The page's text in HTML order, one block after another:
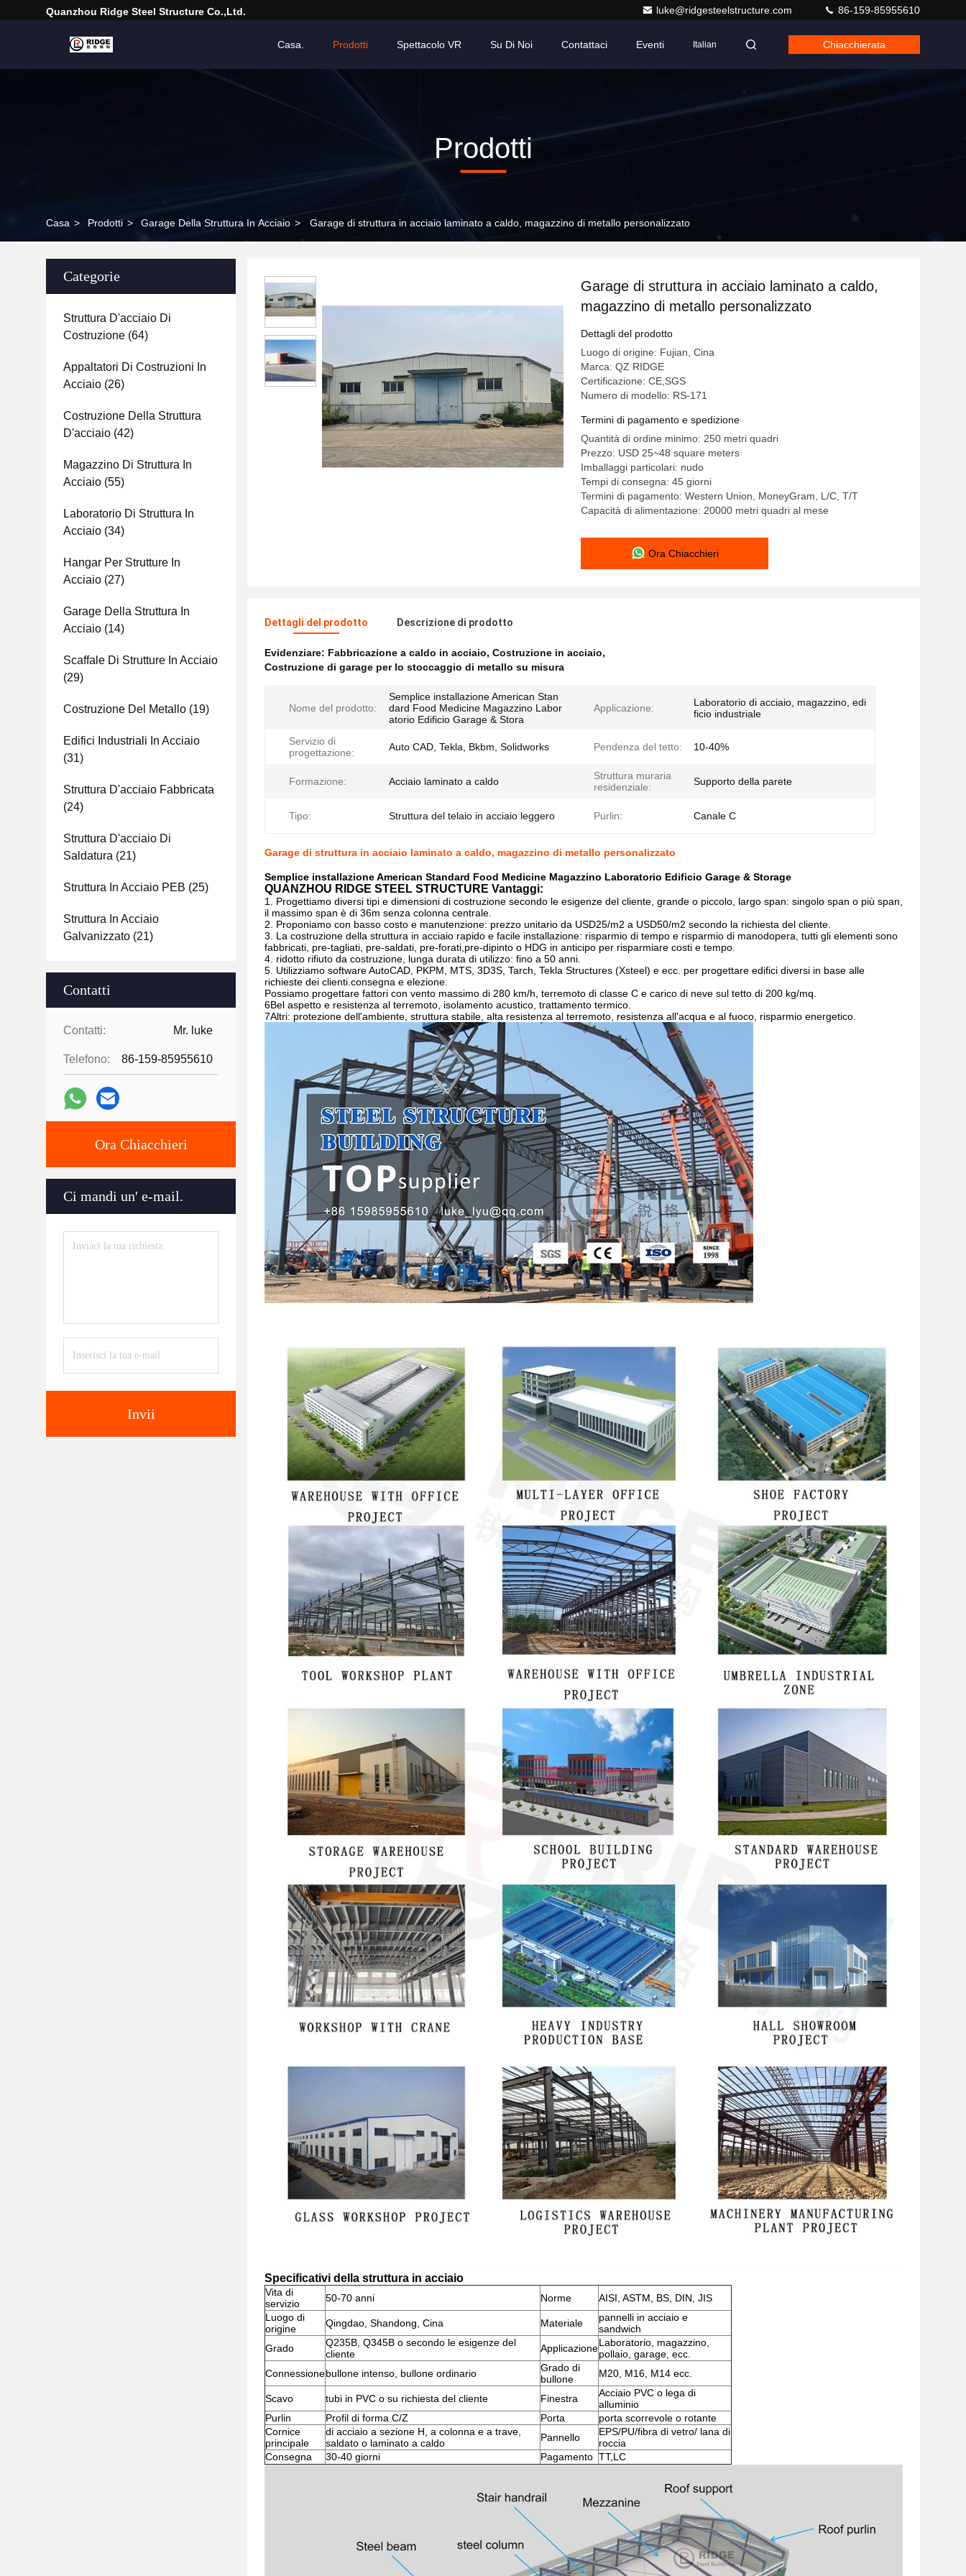
Quanzhou Ridge Steel Structure Co.,Ltd. luke@ridgesteelstructure.com 86-159-85955610
Casa. Prodotti Spettacolo VR Su Di Noi Contattaci Eventi Italian Chiacchierata
Prodotti
Casa > Prodotti > Garage Della Struttura In Acciaio > Garage di struttura in acciaio laminato a caldo, magazzino di metallo personalizzato
Categorie
Struttura D'acciaio Di
Costruzione (64)
Appaltatori Di Costruzioni In
Acciaio (26)
Costruzione Della Struttura
D'acciaio (42)
Magazzino Di Struttura In
Acciaio (55)
Laboratorio Di Struttura In
Acciaio (34)
Hangar Per Strutture In
Acciaio (27)
Garage Della Struttura In
Acciaio (14)
Scaffale Di Strutture In Acciaio
(29)
Costruzione Del Metallo (19)
Edifici Industriali In Acciaio
(31)
Struttura D'acciaio Fabbricata
(24)
Struttura D'acciaio Di
Saldatura (21)
Struttura In Acciaio PEB (25)
Struttura In Acciaio
Galvanizzato (21)
Contatti
Contatti: Mr. luke
Telefono: 86-159-85955610
Ora Chiacchieri
Ci mandi un' e-mail.
Invii
Garage di struttura in acciaio laminato a caldo,
magazzino di metallo personalizzato
Dettagli del prodotto
Luogo di origine: Fujian, Cina
Marca: QZ RIDGE
Certificazione: CE,SGS
Numero di modello: RS-171
Termini di pagamento e spedizione
Quantità di ordine minimo: 250 metri quadri
Prezzo: USD 25~48 square meters
Imballaggi particolari: nudo
Tempi di consegna: 45 giorni
Termini di pagamento: Western Union, MoneyGram, L/C, T/T
Capacità di alimentazione: 20000 metri quadri al mese
Ora Chiacchieri
Dettagli del prodotto Descrizione di prodotto
Evidenziare: Fabbricazione a caldo in acciaio, Costruzione in acciaio,
Costruzione di garage per lo stoccaggio di metallo su misura
Nome del prodotto:
Semplice installazione American Stan
dard Food Medicine Magazzino Labor
atorio Edificio Garage & Stora
Applicazione:
Laboratorio di acciaio, magazzino, edi
ficio industriale
Servizio di
progettazione:
Auto CAD, Tekla, Bkbm, Solidworks Pendenza del tetto: 10-40%
Formazione: Acciaio laminato a caldo
Struttura muraria
residenziale:
Supporto della parete
Tipo: Struttura del telaio in acciaio leggero Purlin: Canale C
Garage di struttura in acciaio laminato a caldo, magazzino di metallo personalizzato
Semplice installazione American Standard Food Medicine Magazzino Laboratorio Edificio Garage & Storage
QUANZHOU RIDGE STEEL STRUCTURE Vantaggi:
1. Progettiamo diversi tipi e dimensioni di costruzione secondo le esigenze del cliente, grande o piccolo, largo span: singolo span o più span,
il massimo span è di 36m senza colonna centrale.
2. Proponiamo con basso costo e manutenzione: prezzo unitario da USD25/m2 a USD50/m2 secondo la richiesta del cliente.
3. La costruzione della struttura in acciaio rapido e facile installazione: risparmio di tempo e risparmio di manodopera, tutti gli elementi sono
fabbricati, pre-tagliati, pre-saldati, pre-forati,pre-dipinto o HDG in anticipo per risparmiare costi e tempo.
4. ridotto rifiuto da costruzione, lunga durata di utilizzo: fino a 50 anni.
5. Utilizziamo software AutoCAD, PKPM, MTS, 3D3S, Tarch, Tekla Structures (Xsteel) e ecc. per progettare edifici diversi in base alle
richieste dei clienti.consegna e elezione.
Possiamo progettare fattori con vento massimo di 280 km/h, terremoto di classe C e carico di neve sul tetto di 200 kg/mq.
6Bel aspetto e resistenza al terremoto, isolamento acustico, trattamento termico.
7Altri: protezione dell'ambiente, struttura stabile, alta resistenza al terremoto, resistenza all'acqua e al fuoco, risparmio energetico.
Specificativi della struttura in acciaio
Vita di
servizio
50-70 anni Norme
AISI, ASTM, BS, DIN, JIS
Luogo di
origine
Qingdao, Shandong, Cina Materiale
pannelli in acciaio e
sandwich
Grado
Q235B, Q345B o secondo le esigenze del
cliente
ApplicazioneLaboratorio, magazzino,
pollaio, garage, ecc.
Connessionebullone intenso, bullone ordinario
Grado di
bullone
M20, M16, M14 ecc.
Scavo tubi in PVC o su richiesta del cliente Finestra
Acciaio PVC o lega di
alluminio
Purlin
Profil di forma C/Z Porta
porta scorrevole o rotante
Cornice
principale
di acciaio a sezione H, a colonna e a trave,
saldato o laminato a caldo
Pannello
EPS/PU/fibra di vetro/ lana di
roccia
Consegna
30-40 giorni Pagamento TT,LC